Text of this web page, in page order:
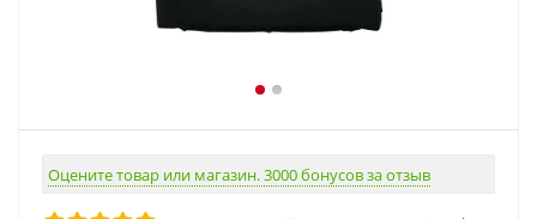
Оцените товар или магазин. 3000 бонусов за отзыв